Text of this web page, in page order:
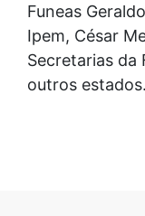
Funeas
Ipem, César
Secretarias da
outros estados.